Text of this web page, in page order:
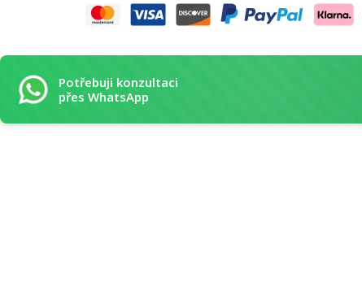
Potřebuji konzultaci
přes WhatsApp